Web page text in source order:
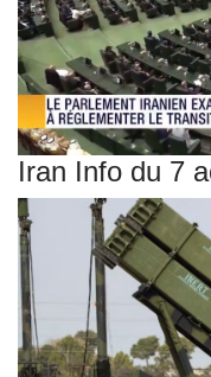
Iran Info du 7